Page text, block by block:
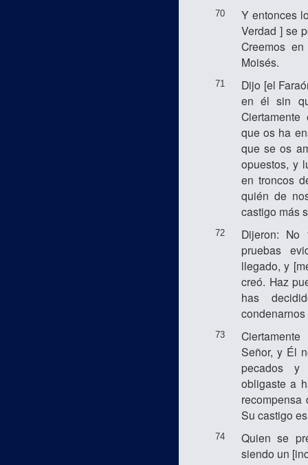
70
Y entonces
Verdad ] se
Creemos
Moisés.
71
Dijo [el
en él sin
que os ha
que se os
opuestos, y
en troncos
quién de
castigo más
72
Dijeron: No
pruebas
llegado, y
creó. Haz
has
73
Señor, y Él
pecados
obligaste a
Su castigo
74
Quien se
siendo un